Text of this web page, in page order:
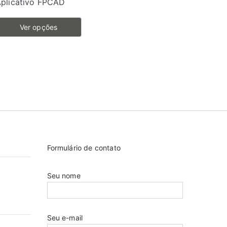
FPCAD
Ver opções
Formulário de contato
Seu nome
Seu e-mail